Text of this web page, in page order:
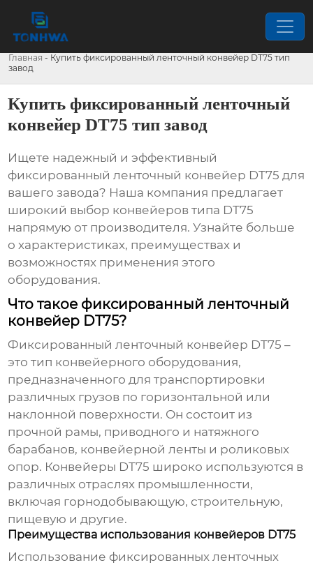
Главная - Купить фиксированный ленточный конвейер DT75 тип
завод
Купить фиксированный ленточный
конвейер DT75 тип завод
Ищете надежный и эффективный
фиксированный ленточный конвейер DT75 для
вашего завода? Наша компания предлагает
широкий выбор конвейеров типа DT75
напрямую от производителя. Узнайте больше
о характеристиках, преимуществах и
возможностях применения этого
оборудования.
Что такое фиксированный ленточный
конвейер DT75?
Фиксированный ленточный конвейер DT75 –
это тип конвейерного оборудования,
предназначенного для транспортировки
различных грузов по горизонтальной или
наклонной поверхности. Он состоит из
прочной рамы, приводного и натяжного
барабанов, конвейерной ленты и роликовых
опор. Конвейеры DT75 широко используются в
различных отраслях промышленности,
включая горнодобывающую, строительную,
пищевую и другие.
Преимущества использования конвейеров DT75
Использование фиксированных ленточных